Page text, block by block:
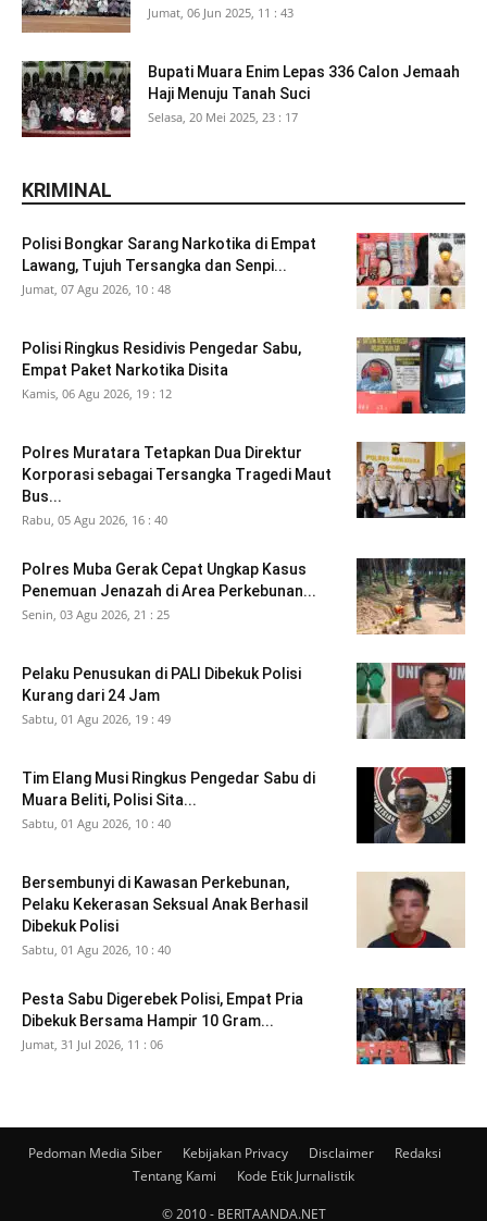
Jumat, 06 Jun 2025, 11 : 43
Bupati Muara Enim Lepas 336 Calon Jemaah
Haji Menuju Tanah Suci
Selasa, 20 Mei 2025, 23 : 17
KRIMINAL
Polisi Bongkar Sarang Narkotika di Empat
Lawang, Tujuh Tersangka dan Senpi...
Jumat, 07 Agu 2026, 10 : 48
Polisi Ringkus Residivis Pengedar Sabu,
Empat Paket Narkotika Disita
Kamis, 06 Agu 2026, 19 : 12
Polres Muratara Tetapkan Dua Direktur
Korporasi sebagai Tersangka Tragedi Maut
Bus...
Rabu, 05 Agu 2026, 16 : 40
Polres Muba Gerak Cepat Ungkap Kasus
Penemuan Jenazah di Area Perkebunan...
Senin, 03 Agu 2026, 21 : 25
Pelaku Penusukan di PALI Dibekuk Polisi
Kurang dari 24 Jam
Sabtu, 01 Agu 2026, 19 : 49
Tim Elang Musi Ringkus Pengedar Sabu di
Muara Beliti, Polisi Sita...
Sabtu, 01 Agu 2026, 10 : 40
Bersembunyi di Kawasan Perkebunan,
Pelaku Kekerasan Seksual Anak Berhasil
Dibekuk Polisi
Sabtu, 01 Agu 2026, 10 : 40
Pesta Sabu Digerebek Polisi, Empat Pria
Dibekuk Bersama Hampir 10 Gram...
Jumat, 31 Jul 2026, 11 : 06
Pedoman Media Siber Kebijakan Privacy Disclaimer
Redaksi
Tentang Kami
Kode Etik Jurnalistik
© 2010 - BERITAANDA.NET